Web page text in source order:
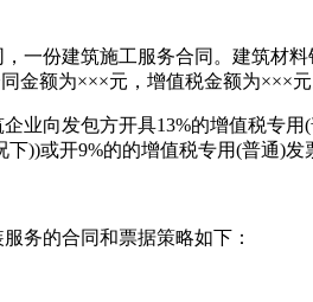
份建筑施工服务合同。建筑材料
金额为×××元，增值税金额为×××元
向发包方开具13%的增值税专用
))或开9%的的增值税专用(普通)
务的合同和票据策略如下：